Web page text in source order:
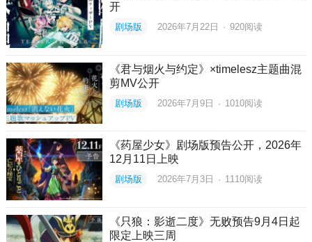
开
剧场版 2026年7月22日 · 920阅读
《君与烟火与约定》×timelesz主题曲混
剪MV公开
剧场版 2026年7月9日 · 1010阅读
《药屋少女》剧场版预告公开，2026年
12月11日上映
剧场版 2026年7月3日 · 1110阅读
《只狼：影逝二度》无败预告9月4日起
限定上映三周